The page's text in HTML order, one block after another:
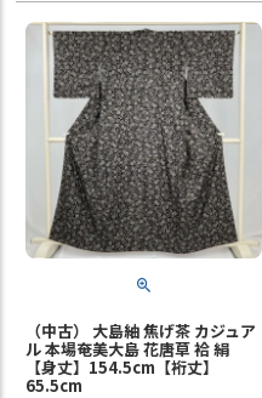
（中古） 大島紬 焦げ茶 カジュア
ル 本場奄美大島 花唐草 袷 絹
【身丈】154.5cm【裄丈】
65.5cm